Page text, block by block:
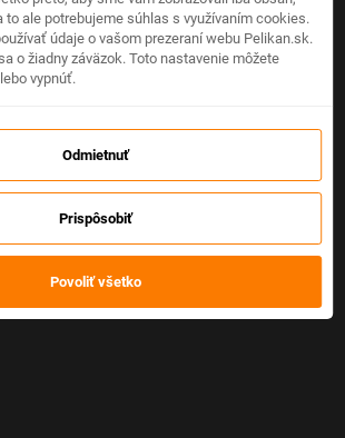
to ale potrebujeme súhlas s využívaním cookies.
údaje o vašom prezeraní webu Pelikan.sk.
o žiadny záväzok. Toto nastavenie môžete
vypnúť.
Odmietnuť
Prispôsobiť
Povoliť všetko